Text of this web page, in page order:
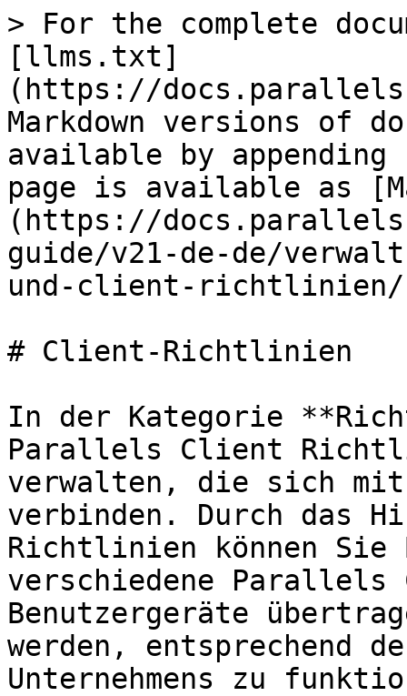
> For the complete
[llms.txt]
(https://
Markdown versions of
available by
page is available as
(https://
guide/v21-de-de/
und-client-
# Client-Richtlinien
In der Kategorie
Parallels Client
verwalten, die sich
verbinden. Durch das
Richtlinien können Sie
verschiedene
Benutzergeräte
werden, entsprechend
Unternehmens zu